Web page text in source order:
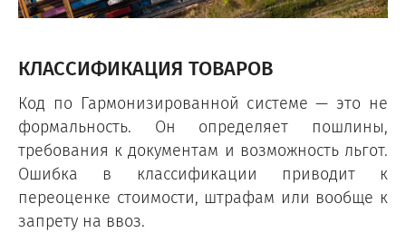
КЛАССИФИКАЦИЯ ТОВАРОВ
Код по Гармонизированной системе — это не
формальность. Он определяет пошлины,
требования к документам и возможность льгот.
Ошибка в классификации приводит к
переоценке стоимости, штрафам или вообще к
запрету на ввоз.